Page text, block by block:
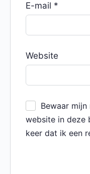
E-mail *
Website
Bewaar
website in deze
keer dat ik een